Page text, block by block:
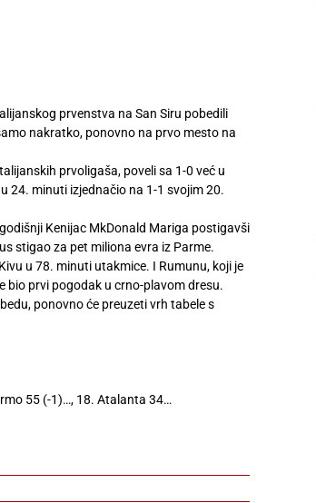
prvenstva na San Siru pobedili
nakratko, ponovno na prvo mesto na
prvoligaša, poveli sa 1-0 već u
24. minuti izjednačio na 1-1 svojim 20.
Kenijac MkDonald Mariga postigavši
stigao za pet miliona evra iz Parme.
u 78. minuti utakmice. I Rumunu, koji je
bio prvi pogodak u crno-plavom dresu.
ponovno će preuzeti vrh tabele s
55 (-1)…, 18. Atalanta 34…